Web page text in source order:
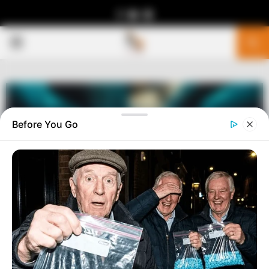
MENU
Before You Go